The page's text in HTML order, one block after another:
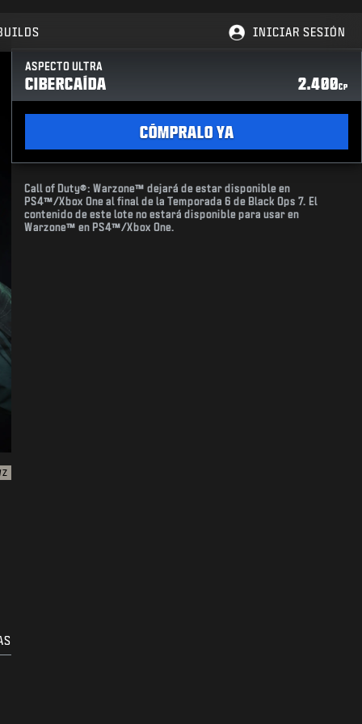
INICIAR SESIÓN
ASPECTO ULTRA
CIBERCAÍDA 2.400CP
CÓMPRALO YA
Call of Duty®: Warzone™ dejará de estar disponible en
PS4™/Xbox One al final de la Temporada 6 de Black Ops 7. El
contenido de este lote no estará disponible para usar en
Warzone™ en PS4™/Xbox One.